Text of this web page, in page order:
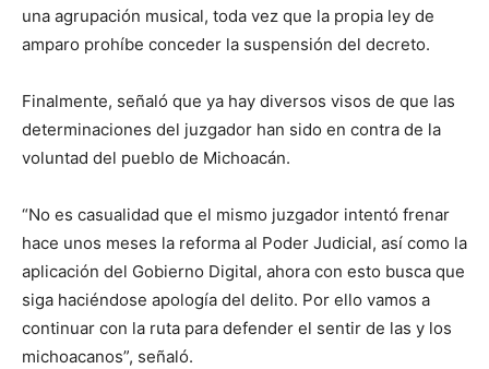
una agrupación musical, toda vez que la propia ley de
amparo prohíbe conceder la suspensión del decreto.
Finalmente, señaló que ya hay diversos visos de que las
determinaciones del juzgador han sido en contra de la
voluntad del pueblo de Michoacán.
“No es casualidad que el mismo juzgador intentó frenar
hace unos meses la reforma al Poder Judicial, así como la
aplicación del Gobierno Digital, ahora con esto busca que
siga haciéndose apología del delito. Por ello vamos a
continuar con la ruta para defender el sentir de las y los
michoacanos”, señaló.